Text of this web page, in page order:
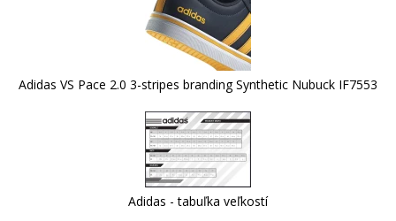
Adidas VS Pace 2.0 3-stripes branding Synthetic Nubuck IF7553
Adidas - tabuľka veľkostí